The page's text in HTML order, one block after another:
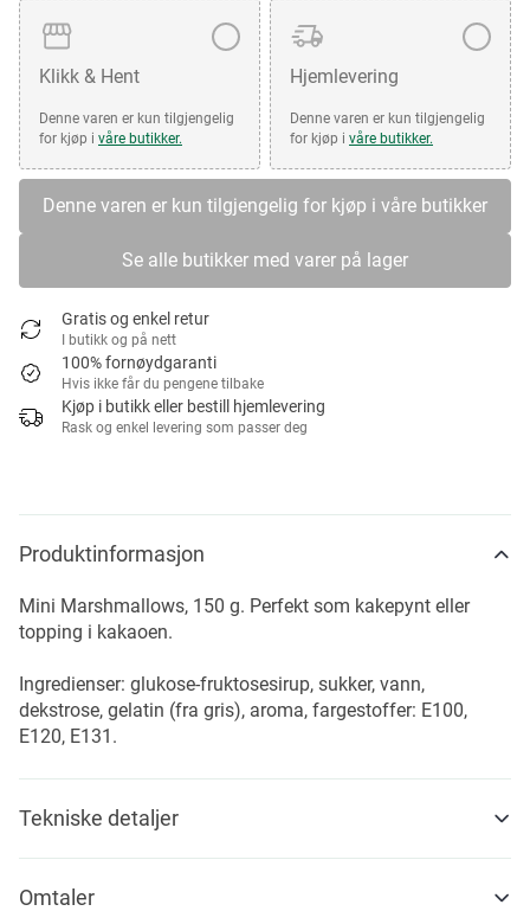
Klikk & Hent
Denne varen er kun tilgjengelig
for kjøp i våre butikker.
Hjemlevering
Denne varen er kun tilgjengelig
for kjøp i våre butikker.
Denne varen er kun tilgjengelig for kjøp i våre butikker
Se alle butikker med varer på lager
Gratis og enkel retur
I butikk og på nett
100% fornøydgaranti
Hvis ikke får du pengene tilbake
Kjøp i butikk eller bestill hjemlevering
Rask og enkel levering som passer deg
Produktinformasjon
Mini Marshmallows, 150 g. Perfekt som kakepynt eller
topping i kakaoen.
Ingredienser: glukose-fruktosesirup, sukker, vann,
dekstrose, gelatin (fra gris), aroma, fargestoffer: E100,
E120, E131.
Tekniske detaljer
Omtaler